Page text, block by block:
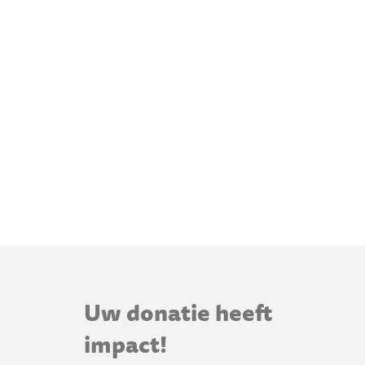
Uw donatie heeft
impact!